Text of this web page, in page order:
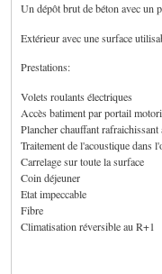
Un dépôt brut de béton avec un
Extérieur avec une surface
Prestations:
Volets roulants électriques
Accès batiment par portail
Plancher chauffant
Traitement de l'acoustique dans
Carrelage sur toute la surface
Coin déjeuner
Etat impeccable
Fibre
Climatisation réversible au R+1